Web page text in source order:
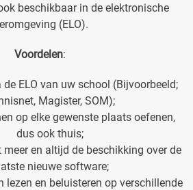
beschikbaar in de elektronische
(ELO).
Voordelen:
ELO van uw school (Bijvoorbeeld;
Magister, SOM);
op elke gewenste plaats oefenen,
dus ook thuis;
meer en altijd de beschikking over de
nieuwe software;
lezen en beluisteren op verschillende